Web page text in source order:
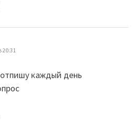
20:31
каждый день